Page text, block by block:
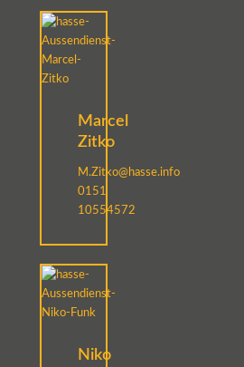
Marcel
Zitko
M.Zitko@hasse.info
0151
10554572
Niko